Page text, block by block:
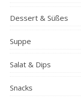
Dessert & Süßes
Suppe
Salat & Dips
Snacks